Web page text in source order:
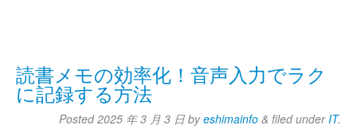
読書メモの効率化！音声入力でラク
に記録する方法
Posted2025 年 3 月 3 日 byeshimainfo & filed under IT.